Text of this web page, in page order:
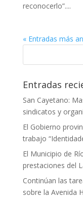
reconocerlo”....
« Entradas más
Entradas
San Cayetano:
sindicatos y
El Gobierno
trabajo
El Municipio de
prestaciones del
Continúan las
sobre la Avenida